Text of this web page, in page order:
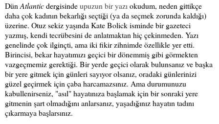
Dün Atlanticdergisindeupuzun bir yazı okudum, neden gittikçe
daha çok kadının bekarlığı seçtiği (ya da seçmek zorunda kaldığı)
üzerine. Otuz sekiz yaşında Kate Bolick isminde bir gazeteci
yazmış, kendi tecrübesini de anlatmaktan hiç çekinmeden. Yazı
genelinde çok ilginçti, ama iki fikir zihnimde özellikle yer etti.
Birincisi, bekar hayatımızı geçici bir dönemmiş gibi görmekten
vazgeçmemiz gerektiği. Bir yerde geçici olarak bulunsanız ve başka
bir yere gitmek için günleri sayıyor olsanız, oradaki günlerinizi
güzel geçirmek için çaba harcamazsınız. Ama durumunuzu
kabullenirseniz, "asıl" hayatınıza başlamak için bir sonraki yere
gitmenin şart olmadığını anlarsanız, yaşadığınız hayatın tadını
çıkarmaya başlarsınız.